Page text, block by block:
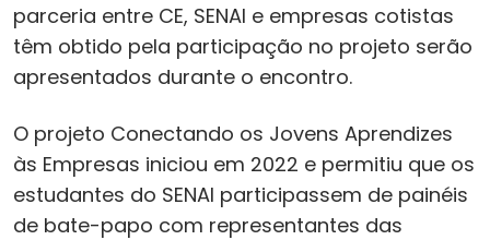
parceria entre CE, SENAI e empresas cotistas
têm obtido pela participação no projeto serão
apresentados durante o encontro.
O projeto Conectando os Jovens Aprendizes
às Empresas iniciou em 2022 e permitiu que os
estudantes do SENAI participassem de painéis
de bate-papo com representantes das